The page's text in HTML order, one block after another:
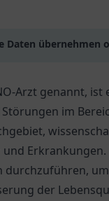
übernehmen
Arzt genannt,
im
der